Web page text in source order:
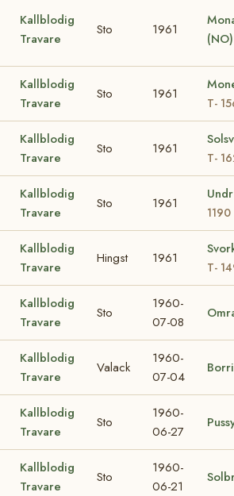
Kallblodig
Travare
Sto 1961
Kallblodig
Travare
Sto 1961
T-
Kallblodig
Travare
Sto 1961
T-
Kallblodig
Travare
Sto 1961
1190
Kallblodig
Travare
Hingst 1961
T-
Kallblodig
Travare
Sto
1960-
07-08
Kallblodig
Travare
Valack
1960-
07-04
Kallblodig
Travare
Sto
1960-
06-27
Kallblodig
Travare
Sto
1960-
06-21